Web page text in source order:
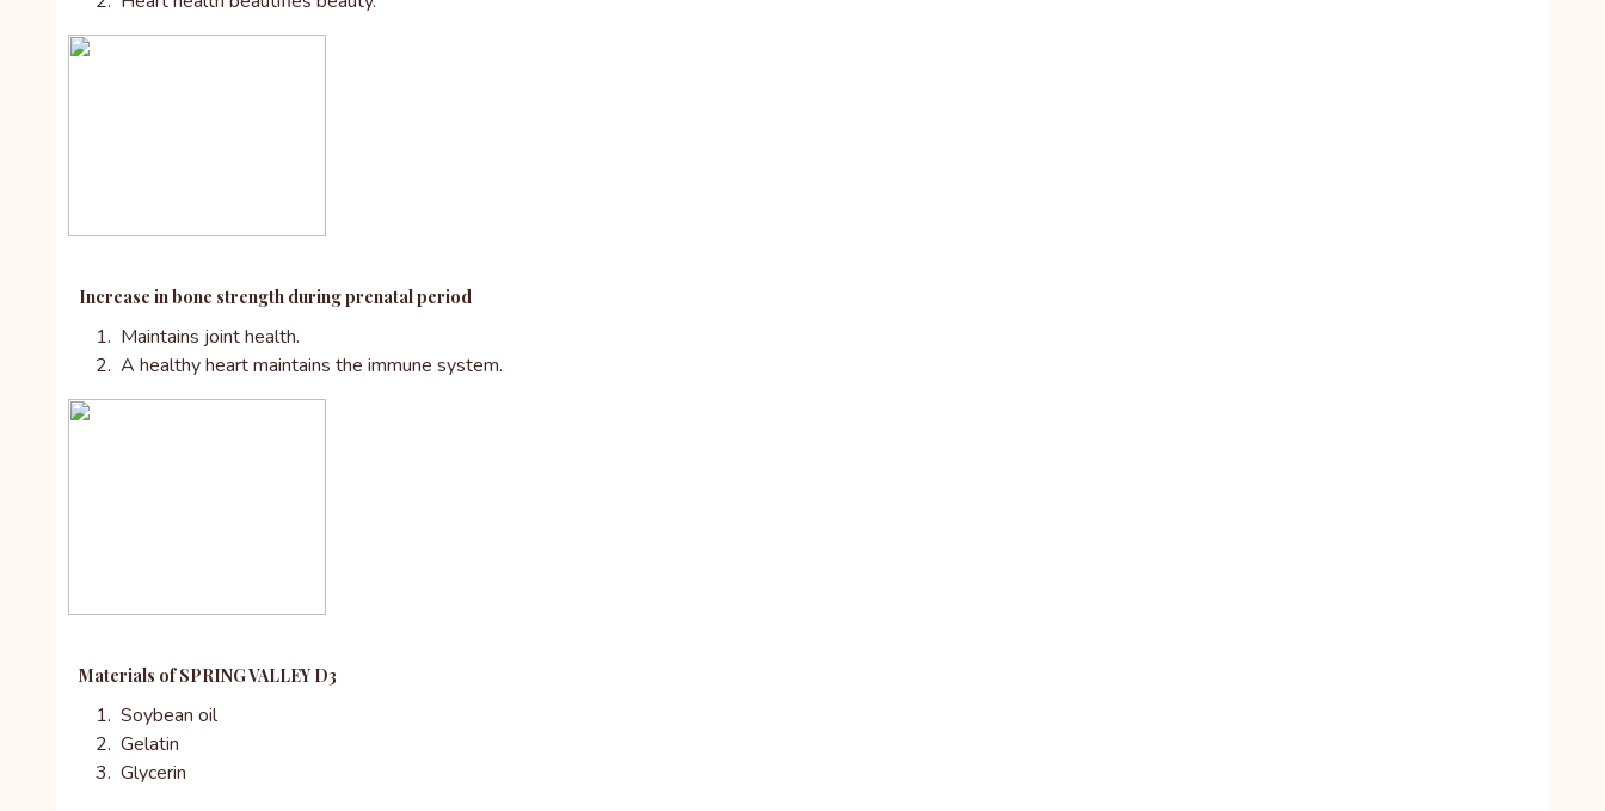
Increase in bone strength during prenatal period
Maintains joint health.
A healthy heart maintains the immune system.
Materials of SPRING VALLEY D3
Soybean oil
Gelatin
Glycerin